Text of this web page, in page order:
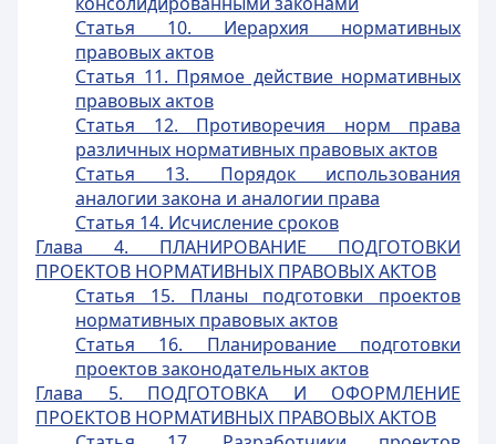
Статья 10. Иерархия нормативных
правовых актов
Статья 11. Прямое действие нормативных
правовых актов
Статья 12. Противоречия норм права
различных нормативных правовых актов
Статья 13. Порядок использования
аналогии закона и аналогии права
Статья 14. Исчисление сроков
Глава 4. ПЛАНИРОВАНИЕ ПОДГОТОВКИ
ПРОЕКТОВ НОРМАТИВНЫХ ПРАВОВЫХ АКТОВ
Статья 15. Планы подготовки проектов
нормативных правовых актов
Статья 16. Планирование подготовки
проектов законодательных актов
Глава 5. ПОДГОТОВКА И ОФОРМЛЕНИЕ
ПРОЕКТОВ НОРМАТИВНЫХ ПРАВОВЫХ АКТОВ